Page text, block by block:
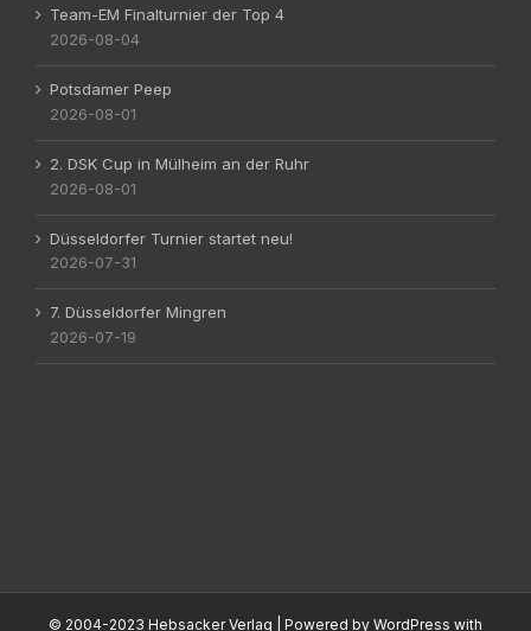
Team-EM Finalturnier der Top 4
2026-08-04
Potsdamer Peep
2026-08-01
2. DSK Cup in Mülheim an der Ruhr
2026-08-01
Düsseldorfer Turnier startet neu!
2026-07-31
7. Düsseldorfer Mingren
2026-07-19
© 2004-2023 Hebsacker Verlag | Powered by WordPress with